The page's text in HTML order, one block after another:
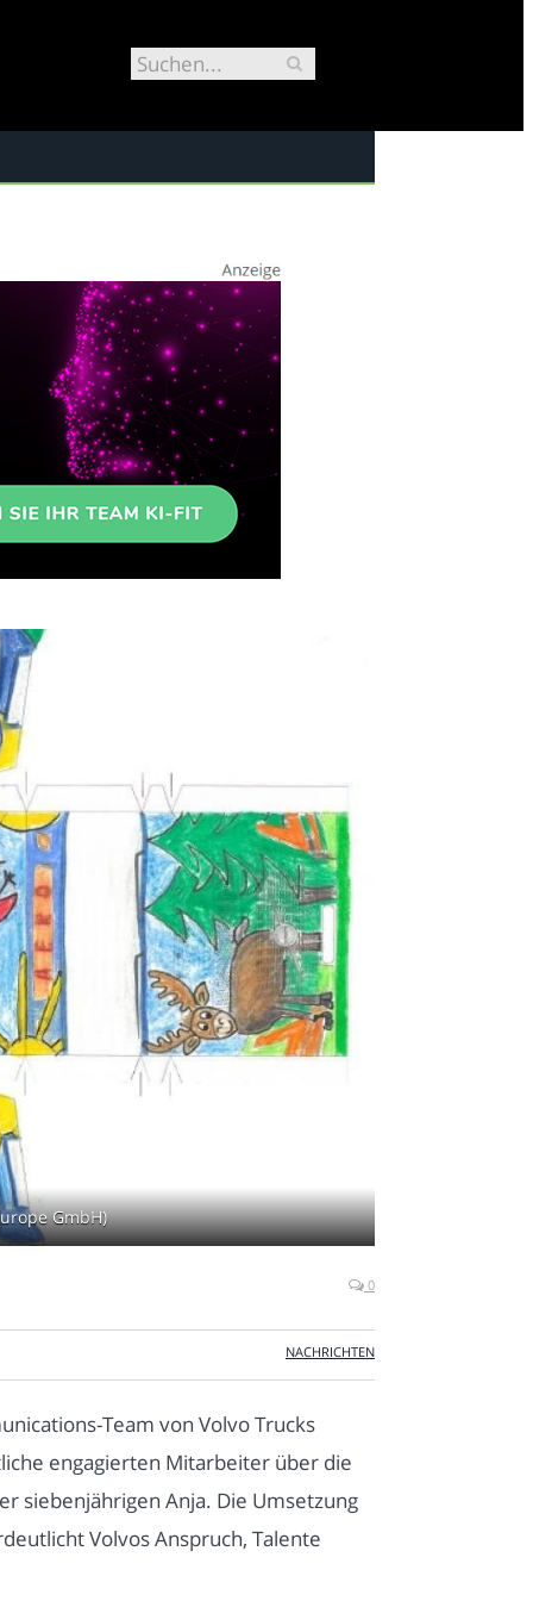
GmbH)
0
NACHRICHTEN
Team von Volvo Trucks
engagierten Mitarbeiter über die
siebenjährigen Anja. Die Umsetzung
Volvos Anspruch, Talente